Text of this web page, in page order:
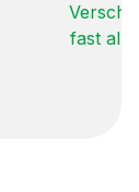
fast